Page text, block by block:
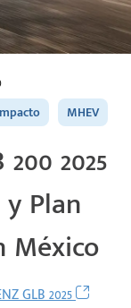
MHEV
2025
Plan
México
GLB 2025